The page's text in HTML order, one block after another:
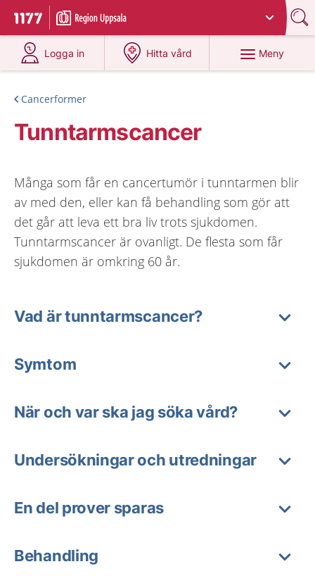
Till startsidan för 1177
Du har valt region
Logga in
på 1177.se
Hitta vård
på 1177.se
Meny
Cancerformer
Tunntarmscancer
Många som får en cancertumör i tunntarmen blir
av med den, eller kan få behandling som gör att
det går att leva ett bra liv trots sjukdomen.
Tunntarmscancer är ovanligt. De flesta som får
sjukdomen är omkring 60 år.
Vad är tunntarmscancer?
Symtom
När och var ska jag söka vård?
Undersökningar och utredningar
En del prover sparas
Behandling